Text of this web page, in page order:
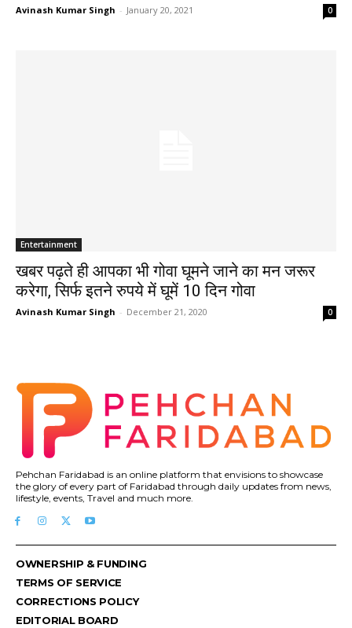
Avinash Kumar Singh - January 20, 2021 0
Entertainment
खबर पढ़ते ही आपका भी गोवा घूमने जाने का मन जरूर
करेगा, सिर्फ इतने रुपये में घूमें 10 दिन गोवा
Avinash Kumar Singh - December 21, 2020 0
Pehchan Faridabad is an online platform that envisions to showcase
the glory of every part of Faridabad through daily updates from news,
lifestyle, events, Travel and much more.
OWNERSHIP & FUNDING
TERMS OF SERVICE
CORRECTIONS POLICY
EDITORIAL BOARD